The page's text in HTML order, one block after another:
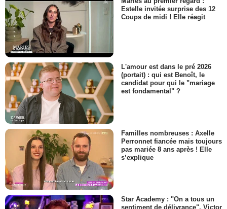
Estelle invitée surprise des 12
Coups de midi ! Elle réagit
L'amour est dans le pré 2026
(portait) : qui est Benoît, le
candidat pour qui le "mariage
est fondamental" ?
Familles nombreuses : Axelle
Perronnet fiancée mais toujours
pas mariée 8 ans après ! Elle
s’explique
Star Academy : "On a tous un
sentiment de délivrance", Victor